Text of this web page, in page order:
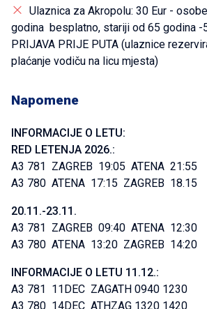
Ulaznica za Akropolu: 30 Eur -
godina besplatno, stariji od 65 godina -
PRIJAVA PRIJE PUTA (ulaznice
plaćanje vodiču na licu mjesta)
Napomene
INFORMACIJE O LETU:
RED LETENJA 2026.:
A3 781 ZAGREB 19:05 ATENA 21:55
A3 780 ATENA 17:15 ZAGREB 18.15
20.11.-23.11.
A3 781 ZAGREB 09:40 ATENA 12:30
A3 780 ATENA 13:20 ZAGREB 14:20
INFORMACIJE O LETU 11.12.:
A3 781 11DEC ZAGATH 0940 1230
A3 780 14DEC ATHZAG 1320 1420